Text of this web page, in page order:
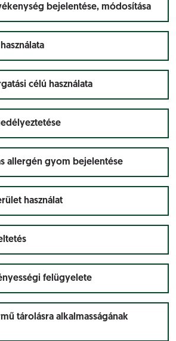
bejelentése, módosítása
célú használata
allergén gyom bejelentése
használat
felügyelete
tárolásra alkalmasságának